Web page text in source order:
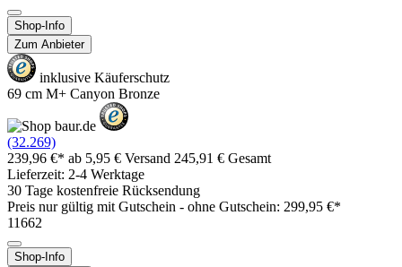
Shop-Info
Zum Anbieter
inklusive Käuferschutz
69 cm M+ Canyon Bronze
(32.269)
239,96 €* ab 5,95 € Versand 245,91 € Gesamt
Lieferzeit: 2-4 Werktage
30 Tage kostenfreie Rücksendung
Preis nur gültig mit Gutschein - ohne Gutschein: 299,95 €*
11662
Shop-Info